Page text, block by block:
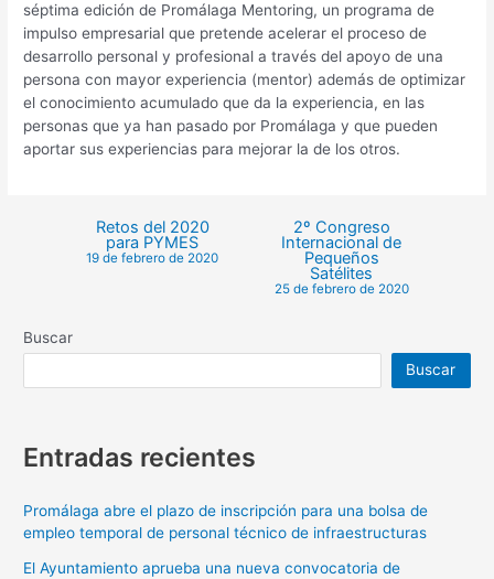
séptima edición de Promálaga Mentoring, un programa de
impulso empresarial que pretende acelerar el proceso de
desarrollo personal y profesional a través del apoyo de una
persona con mayor experiencia (mentor) además de optimizar
el conocimiento acumulado que da la experiencia, en las
personas que ya han pasado por Promálaga y que pueden
aportar sus experiencias para mejorar la de los otros.
Retos del 2020
para PYMES
19 de febrero de 2020
2º Congreso
Internacional de
Pequeños
Satélites
25 de febrero de 2020
Buscar
Buscar
Entradas recientes
Promálaga abre el plazo de inscripción para una bolsa de
empleo temporal de personal técnico de infraestructuras
El Ayuntamiento aprueba una nueva convocatoria de